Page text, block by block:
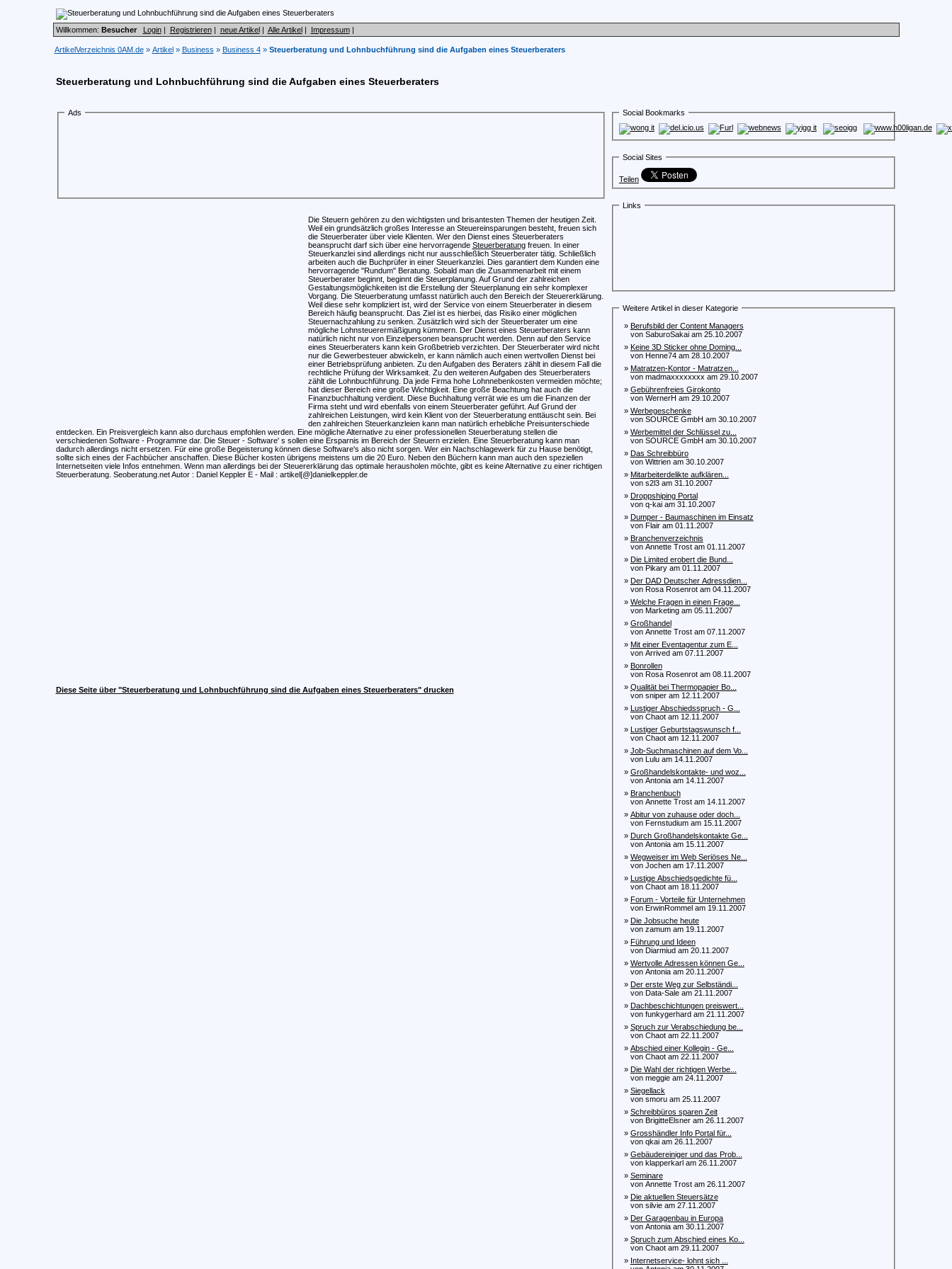
Willkommen: Besucher Login| Registrieren| neue Artikel| Alle Artikel| Impressum|
ArtikelVerzeichnis 0AM.de» Artikel» Business » Business 4» Steuerberatung und Lohnbuchführung sind die Aufgaben eines Steuerberaters
Steuerberatung und Lohnbuchführung sind die Aufgaben eines Steuerberaters
Ads
Die Steuern gehören zu den wichtigsten und brisantesten Themen der heutigen Zeit.
Weil ein grundsätzlich großes Interesse an Steuereinsparungen besteht, freuen sich
die Steuerberater über viele Klienten. Wer den Dienst eines Steuerberaters
beansprucht darf sich über eine hervorragende Steuerberatungfreuen. In einer
Steuerkanzlei sind allerdings nicht nur ausschließlich Steuerberater tätig. Schließlich
arbeiten auch die Buchprüfer in einer Steuerkanzlei. Dies garantiert dem Kunden eine
hervorragende "Rundum" Beratung. Sobald man die Zusammenarbeit mit einem
Steuerberater beginnt, beginnt die Steuerplanung. Auf Grund der zahlreichen
Gestaltungsmöglichkeiten ist die Erstellung der Steuerplanung ein sehr komplexer
Vorgang. Die Steuerberatung umfasst natürlich auch den Bereich der Steuererklärung.
Weil diese sehr kompliziert ist, wird der Service von einem Steuerberater in diesem
Bereich häufig beansprucht. Das Ziel ist es hierbei, das Risiko einer möglichen
Steuernachzahlung zu senken. Zusätzlich wird sich der Steuerberater um eine
mögliche Lohnsteuerermäßigung kümmern. Der Dienst eines Steuerberaters kann
natürlich nicht nur von Einzelpersonen beansprucht werden. Denn auf den Service
eines Steuerberaters kann kein Großbetrieb verzichten. Der Steuerberater wird nicht
nur die Gewerbesteuer abwickeln, er kann nämlich auch einen wertvollen Dienst bei
einer Betriebsprüfung anbieten. Zu den Aufgaben des Beraters zählt in diesem Fall die
rechtliche Prüfung der Wirksamkeit. Zu den weiteren Aufgaben des Steuerberaters
zählt die Lohnbuchführung. Da jede Firma hohe Lohnnebenkosten vermeiden möchte;
hat dieser Bereich eine große Wichtigkeit. Eine große Beachtung hat auch die
Finanzbuchhaltung verdient. Diese Buchhaltung verrät wie es um die Finanzen der
Firma steht und wird ebenfalls von einem Steuerberater geführt. Auf Grund der
zahlreichen Leistungen, wird kein Klient von der Steuerberatung enttäuscht sein. Bei
den zahlreichen Steuerkanzleien kann man natürlich erhebliche Preisunterschiede
entdecken. Ein Preisvergleich kann also durchaus empfohlen werden. Eine mögliche Alternative zu einer professionellen Steuerberatung stellen die
verschiedenen Software - Programme dar. Die Steuer - Software' s sollen eine Ersparnis im Bereich der Steuern erzielen. Eine Steuerberatung kann man
dadurch allerdings nicht ersetzen. Für eine große Begeisterung können diese Software's also nicht sorgen. Wer ein Nachschlagewerk für zu Hause benötigt,
sollte sich eines der Fachbücher anschaffen. Diese Bücher kosten übrigens meistens um die 20 Euro. Neben den Büchern kann man auch den speziellen
Internetseiten viele Infos entnehmen. Wenn man allerdings bei der Steuererklärung das optimale herausholen möchte, gibt es keine Alternative zu einer richtigen
Steuerberatung. Seoberatung.net Autor : Daniel Keppler E - Mail : artikel[@]danielkeppler.de
Diese Seite über "Steuerberatung und Lohnbuchführung sind die Aufgaben eines Steuerberaters" drucken
Social Bookmarks
Social Sites
Teilen
Links
Weitere Artikel in dieser Kategorie
» Berufsbild der Content Managers
von SaburoSakai am 25.10.2007
» Keine 3D Sticker ohne Doming...
von Henne74 am 28.10.2007
» Matratzen-Kontor - Matratzen...
von madmaxxxxxxxx am 29.10.2007
» Gebührenfreies Girokonto
von WernerH am 29.10.2007
» Werbegeschenke
von SOURCE GmbH am 30.10.2007
» Werbemittel der Schlüssel zu...
von SOURCE GmbH am 30.10.2007
» Das Schreibbüro
von Wittrien am 30.10.2007
» Mitarbeiterdelikte aufklären...
von s2l3 am 31.10.2007
» Droppshiping Portal
von q-kai am 31.10.2007
» Dumper - Baumaschinen im Einsatz
von Flair am 01.11.2007
» Branchenverzeichnis
von Annette Trost am 01.11.2007
» Die Limited erobert die Bund...
von Pikary am 01.11.2007
» Der DAD Deutscher Adressdien...
von Rosa Rosenrot am 04.11.2007
» Welche Fragen in einen Frage...
von Marketing am 05.11.2007
» Großhandel
von Annette Trost am 07.11.2007
» Mit einer Eventagentur zum E...
von Arrived am 07.11.2007
» Bonrollen
von Rosa Rosenrot am 08.11.2007
» Qualität bei Thermopapier Bo...
von sniper am 12.11.2007
» Lustiger Abschiedsspruch - G...
von Chaot am 12.11.2007
» Lustiger Geburtstagswunsch f...
von Chaot am 12.11.2007
» Job-Suchmaschinen auf dem Vo...
von Lulu am 14.11.2007
» Großhandelskontakte- und woz...
von Antonia am 14.11.2007
» Branchenbuch
von Annette Trost am 14.11.2007
» Abitur von zuhause oder doch...
von Fernstudium am 15.11.2007
» Durch Großhandelskontakte Ge...
von Antonia am 15.11.2007
» Wegweiser im Web Seriöses Ne...
von Jochen am 17.11.2007
» Lustige Abschiedsgedichte fü...
von Chaot am 18.11.2007
» Forum - Vorteile für Unternehmen
von ErwinRommel am 19.11.2007
» Die Jobsuche heute
von zamum am 19.11.2007
» Führung und Ideen
von Diarmiud am 20.11.2007
» Wertvolle Adressen können Ge...
von Antonia am 20.11.2007
» Der erste Weg zur Selbständi...
von Data-Sale am 21.11.2007
» Dachbeschichtungen preiswert...
von funkygerhard am 21.11.2007
» Spruch zur Verabschiedung be...
von Chaot am 22.11.2007
» Abschied einer Kollegin - Ge...
von Chaot am 22.11.2007
» Die Wahl der richtigen Werbe...
von meggie am 24.11.2007
» Siegellack
von smoru am 25.11.2007
» Schreibbüros sparen Zeit
von BrigitteElsner am 26.11.2007
» Grosshändler Info Portal für...
von qkai am 26.11.2007
» Gebäudereiniger und das Prob...
von klapperkarl am 26.11.2007
» Seminare
von Annette Trost am 26.11.2007
» Die aktuellen Steuersätze
von silvie am 27.11.2007
» Der Garagenbau in Europa
von Antonia am 30.11.2007
» Spruch zum Abschied eines Ko...
von Chaot am 29.11.2007
» Internetservice- lohnt sich ...